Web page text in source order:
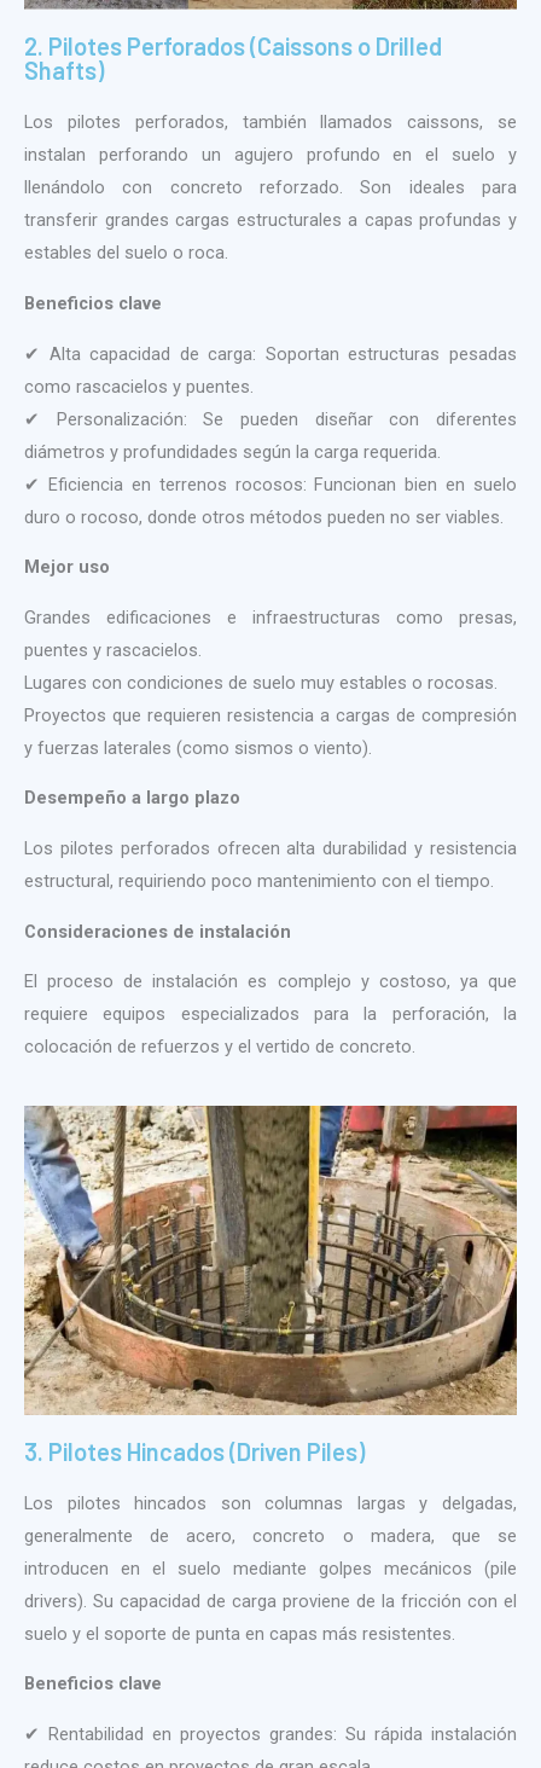
2. Pilotes Perforados (Caissons o Drilled
Shafts)
Los pilotes perforados, también llamados caissons, se
instalan perforando un agujero profundo en el suelo y
llenándolo con concreto reforzado. Son ideales para
transferir grandes cargas estructurales a capas profundas y
estables del suelo o roca.
Beneficios clave
✔ Alta capacidad de carga: Soportan estructuras pesadas
como rascacielos y puentes.
✔ Personalización: Se pueden diseñar con diferentes
diámetros y profundidades según la carga requerida.
✔ Eficiencia en terrenos rocosos: Funcionan bien en suelo
duro o rocoso, donde otros métodos pueden no ser viables.
Mejor uso
Grandes edificaciones e infraestructuras como presas,
puentes y rascacielos.
Lugares con condiciones de suelo muy estables o rocosas.
Proyectos que requieren resistencia a cargas de compresión
y fuerzas laterales (como sismos o viento).
Desempeño a largo plazo
Los pilotes perforados ofrecen alta durabilidad y resistencia
estructural, requiriendo poco mantenimiento con el tiempo.
Consideraciones de instalación
El proceso de instalación es complejo y costoso, ya que
requiere equipos especializados para la perforación, la
colocación de refuerzos y el vertido de concreto.
3. Pilotes Hincados (Driven Piles)
Los pilotes hincados son columnas largas y delgadas,
generalmente de acero, concreto o madera, que se
introducen en el suelo mediante golpes mecánicos (pile
drivers). Su capacidad de carga proviene de la fricción con el
suelo y el soporte de punta en capas más resistentes.
Beneficios clave
✔ Rentabilidad en proyectos grandes: Su rápida instalación